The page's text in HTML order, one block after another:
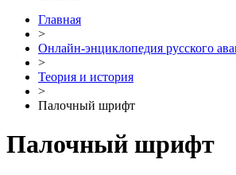
Главная
>
Онлайн-энциклопедия русского
>
Теория и история
>
Палочный шрифт
Палочный шрифт